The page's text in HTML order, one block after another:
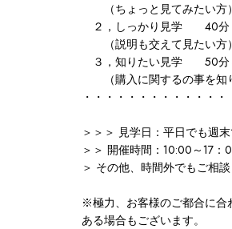
（ちょっと見てみたい方）
２，しっかり見学 40分
（説明も交えて見たい方）
３，知りたい見学 50分
（購入に関するの事を知
・・・・・・・・・・・・・
＞＞＞ 見学日：平日でも週
＞＞ 開催時間：10:00～17：
＞ その他、時間外でもご相談
※極力、お客様のご都合に合
ある場合もございます。